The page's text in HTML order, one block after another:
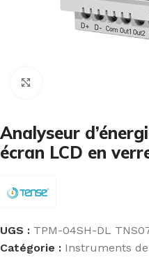
Analyseur
écran LCD en
UGS : TPM-04SH-DL
Catégorie : Instruments